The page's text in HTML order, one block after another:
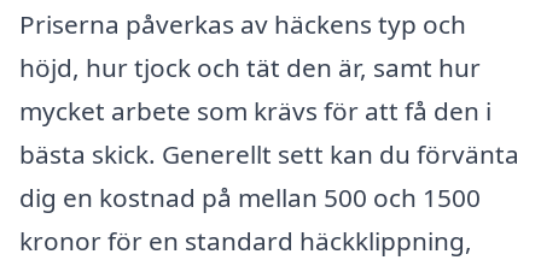
Priserna påverkas av häckens typ och
höjd, hur tjock och tät den är, samt hur
mycket arbete som krävs för att få den i
bästa skick. Generellt sett kan du förvänta
dig en kostnad på mellan 500 och 1500
kronor för en standard häckklippning,